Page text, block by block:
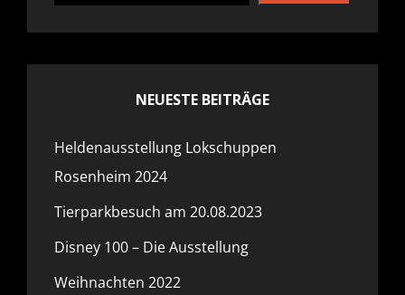
NEUESTE BEITRÄGE
Heldenausstellung Lokschuppen
Rosenheim 2024
Tierparkbesuch am 20.08.2023
Disney 100 – Die Ausstellung
Weihnachten 2022